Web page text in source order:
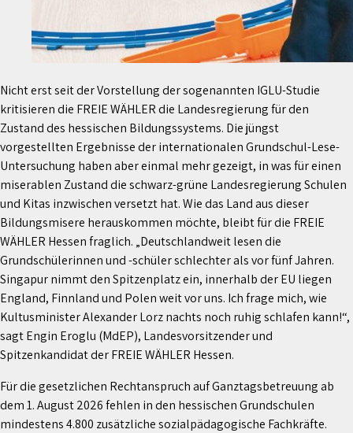
Nicht erst seit der Vorstellung der sogenannten IGLU-Studie
kritisieren die FREIE WÄHLER die Landesregierung für den
Zustand des hessischen Bildungssystems. Die jüngst
vorgestellten Ergebnisse der internationalen Grundschul-Lese-
Untersuchung haben aber einmal mehr gezeigt, in was für einen
miserablen Zustand die schwarz-grüne Landesregierung Schulen
und Kitas inzwischen versetzt hat. Wie das Land aus dieser
Bildungsmisere herauskommen möchte, bleibt für die FREIE
WÄHLER Hessen fraglich. „Deutschlandweit lesen die
Grundschülerinnen und -schüler schlechter als vor fünf Jahren.
Singapur nimmt den Spitzenplatz ein, innerhalb der EU liegen
England, Finnland und Polen weit vor uns. Ich frage mich, wie
Kultusminister Alexander Lorz nachts noch ruhig schlafen kann!“,
sagt Engin Eroglu (MdEP), Landesvorsitzender und
Spitzenkandidat der FREIE WÄHLER Hessen.
Für die gesetzlichen Rechtanspruch auf Ganztagsbetreuung ab
dem 1. August 2026 fehlen in den hessischen Grundschulen
mindestens 4.800 zusätzliche sozialpädagogische Fachkräfte.